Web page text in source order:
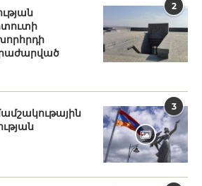
2
3